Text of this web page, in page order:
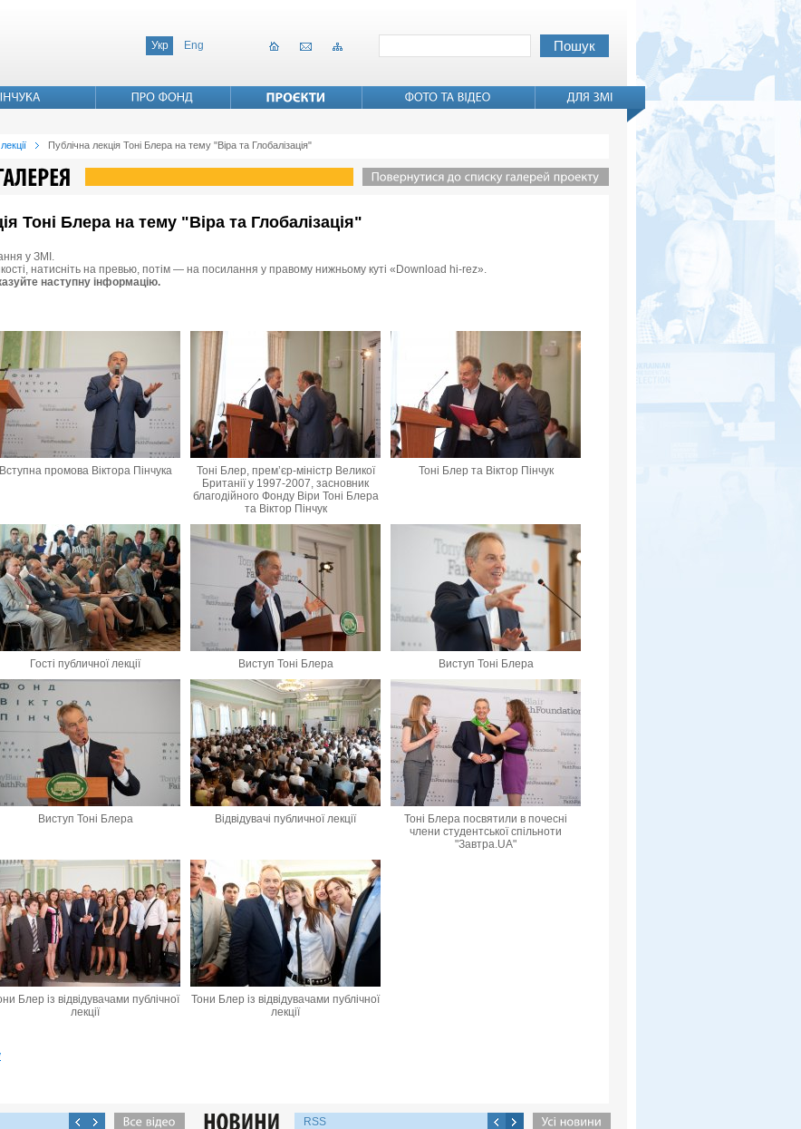
Укр Eng
Публічна лекція Тоні Блера на тему "Віра та Глобалізація"
Тоні Блера на тему "Віра та Глобалізація"
у ЗМІ.
натисніть на превью, потім — на посилання у правому нижньому куті «Download hi-rez».
наступну інформацію.
Вступна промова Віктора Пінчука
Тоні Блер, прем’єр-міністр Великої
Британії у 1997-2007, засновник
благодійного Фонду Віри Тоні Блера
та Віктор Пінчук
Тоні Блер та Віктор Пінчук
Гості публичної лекції Виступ Тоні Блера Виступ Тоні Блера
Виступ Тоні Блера Відвідувачі публичної лекції
Тоні Блера посвятили в почесні
члени студентської спільноти
"Завтра.UA"
Блер із відвідувачами публічної
лекції
Тони Блер із відвідувачами публічної
лекції
RSS